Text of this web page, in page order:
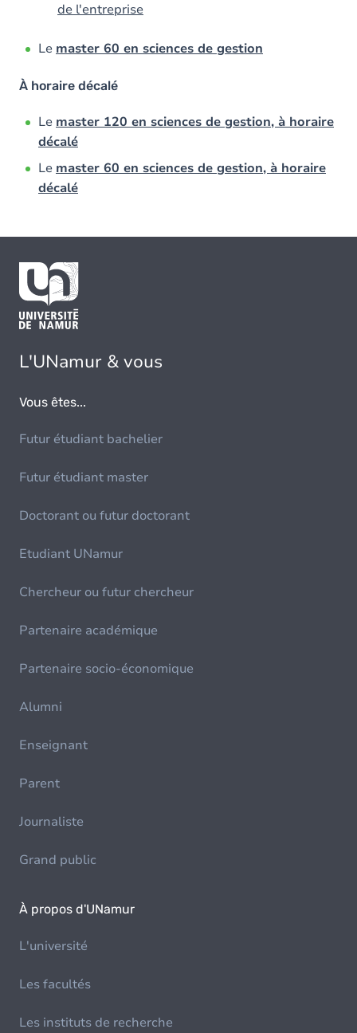
de l'entreprise
Le master 60 en sciences de gestion
À horaire décalé
Le master 120 en sciences de gestion, à horaire
décalé
Le master 60 en sciences de gestion, à horaire
décalé
L'UNamur & vous
Vous êtes...
Futur étudiant bachelier
Futur étudiant master
Doctorant ou futur doctorant
Etudiant UNamur
Chercheur ou futur chercheur
Partenaire académique
Partenaire socio-économique
Alumni
Enseignant
Parent
Journaliste
Grand public
À propos d'UNamur
L'université
Les facultés
Les instituts de recherche